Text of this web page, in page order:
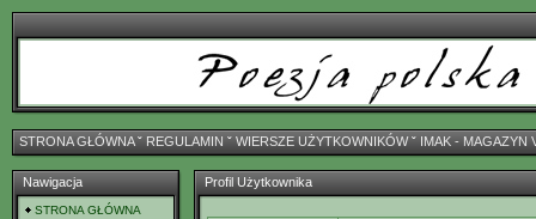
STRONA GŁÓWNAˇ REGULAMIN ˇ WIERSZE UŻYTKOWNIKÓWˇ IMAK - MAGAZYN
Nawigacja
STRONA GŁÓWNA
Profil Użytkownika